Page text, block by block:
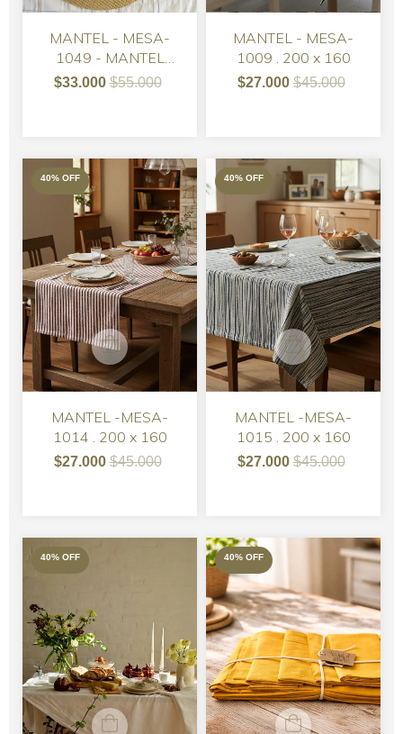
MANTEL - MESA-
1049 - MANTEL
TUSOR LUREX 2.50 X
$33.000$55.000
MANTEL - MESA-
1009 . 200 x 160
$27.000$45.000
40% OFF
MANTEL -MESA-
1014 . 200 x 160
$27.000$45.000
40% OFF
MANTEL -MESA-
1015 . 200 x 160
$27.000$45.000
40% OFF 40% OFF